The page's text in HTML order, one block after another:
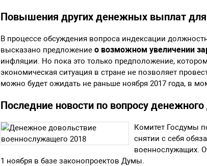
Повышения других денежных выплат
В процессе обсуждения вопроса индексации
высказано предложениео возможном увеличении
инфляции. Но пока это только предположение,
экономическая ситуация в стране не позволяет
можно будет ожидать не раньше ноября 2017 года, в
Последние новости по вопросу денежного
Комитет Госдумы
снятии с себя
военнослужащих.
1 ноября в базе законопроектов Думы.